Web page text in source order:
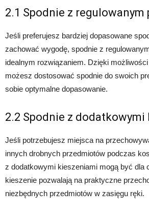
2.1 Spodnie z regulowanym
Jeśli preferujesz bardziej dopasowane
zachować wygodę, spodnie z
idealnym rozwiązaniem. Dzięki
możesz dostosować spodnie do swoich
sobie optymalne dopasowanie.
2.2 Spodnie z dodatkowymi
Jeśli potrzebujesz miejsca na
innych drobnych przedmiotów podczas
z dodatkowymi kieszeniami mogą być dla
kieszenie pozwalają na praktyczne
niezbędnych przedmiotów w zasięgu ręki.